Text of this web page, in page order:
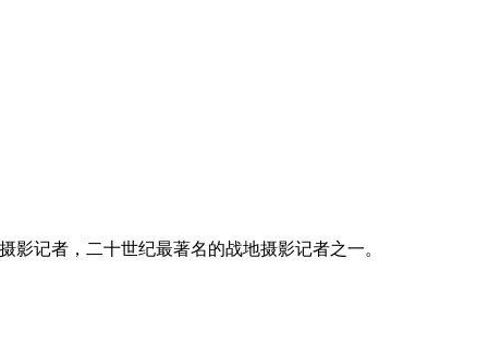
影记者，二十世纪最著名的战地摄影记者之一。